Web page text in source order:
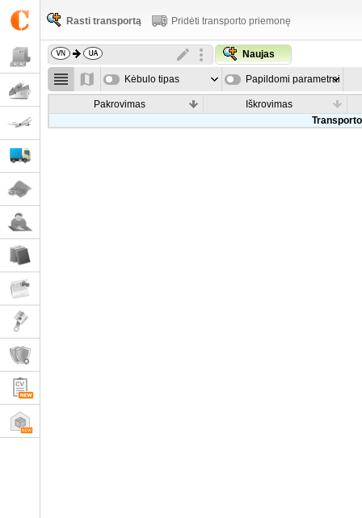
Rasti transportą Pridėti transporto priemonę
Naujas
Kėbulo tipas Papildomi parametrai
Pakrovimas
Iškrovimas